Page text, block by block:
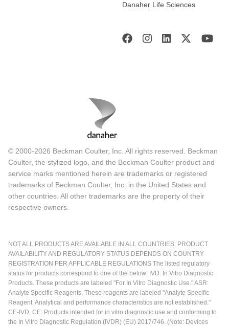
Danaher Life Sciences
© 2000-2026 Beckman Coulter, Inc. All rights reserved. Beckman
Coulter, the stylized logo, and the Beckman Coulter product and
service marks mentioned herein are trademarks or registered
trademarks of Beckman Coulter, Inc. in the United States and
other countries. All other trademarks are the property of their
respective owners.
NOT ALL PRODUCTS ARE AVAILABLE IN ALL COUNTRIES. PRODUCT
AVAILABILITY AND REGULATORY STATUS DEPENDS ON COUNTRY
REGISTRATION PER APPLICABLE REGULATIONS The listed regulatory
status for products correspond to one of the below: IVD: In Vitro Diagnostic
Products. These products are labeled "For In Vitro Diagnostic Use." ASR:
Analyte Specific Reagents. These reagents are labeled "Analyte Specific
Reagent. Analytical and performance characteristics are not established."
CE-IVD, CE: Products intended for in vitro diagnostic use and conforming to
the In Vitro Diagnostic Regulation (IVDR) (EU) 2017/746. (Note: Devices